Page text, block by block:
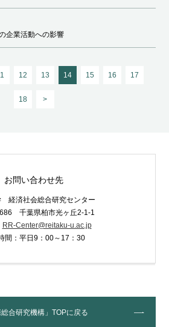
企業活動への影響
12 13 14 15 16 17
18 >
お問い合わせ先
経済社会総合研究センター
千葉県柏市光ヶ丘2-1-1
RR-Center@reitaku-u.ac.jp
間：平日9：00～17：30
総合研究機構」TOPに戻る